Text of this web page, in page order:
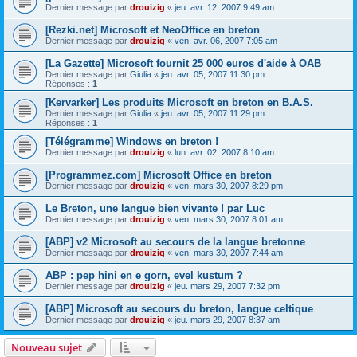
Dernier message par drouizig « jeu. avr. 12, 2007 9:49 am
[Rezki.net] Microsoft et NeoOffice en breton
Dernier message par drouizig « ven. avr. 06, 2007 7:05 am
[La Gazette] Microsoft fournit 25 000 euros d'aide à OAB
Dernier message par Giulia « jeu. avr. 05, 2007 11:30 pm
Réponses : 1
[Kervarker] Les produits Microsoft en breton en B.A.S.
Dernier message par Giulia « jeu. avr. 05, 2007 11:29 pm
Réponses : 1
[Télégramme] Windows en breton !
Dernier message par drouizig « lun. avr. 02, 2007 8:10 am
[Programmez.com] Microsoft Office en breton
Dernier message par drouizig « ven. mars 30, 2007 8:29 pm
Le Breton, une langue bien vivante ! par Luc
Dernier message par drouizig « ven. mars 30, 2007 8:01 am
[ABP] v2 Microsoft au secours de la langue bretonne
Dernier message par drouizig « ven. mars 30, 2007 7:44 am
ABP : pep hini en e gorn, evel kustum ?
Dernier message par drouizig « jeu. mars 29, 2007 7:32 pm
[ABP] Microsoft au secours du breton, langue celtique
Dernier message par drouizig « jeu. mars 29, 2007 8:37 am
Nouveau sujet